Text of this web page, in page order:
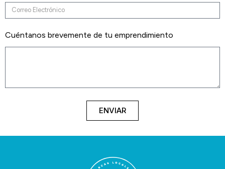
Cuéntanos brevemente de tu emprendimiento
ENVIAR